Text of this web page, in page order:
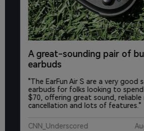
A great-sounding pair of
earbuds
"The EarFun Air S are a very good
earbuds for folks looking to
$70, offering great sound, reliable
cancellation and lots of features."
CNN_Underscored